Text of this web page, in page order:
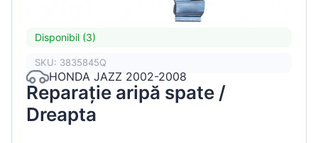
Disponibil (3)
SKU: 3835845Q
HONDA JAZZ 2002-2008
Reparație aripă spate /
Dreapta